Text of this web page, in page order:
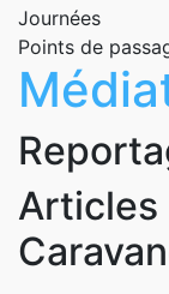
Journées
Points de
Articles